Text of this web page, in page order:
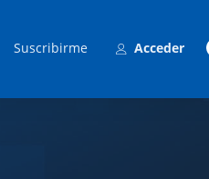
Suscribirme Acceder